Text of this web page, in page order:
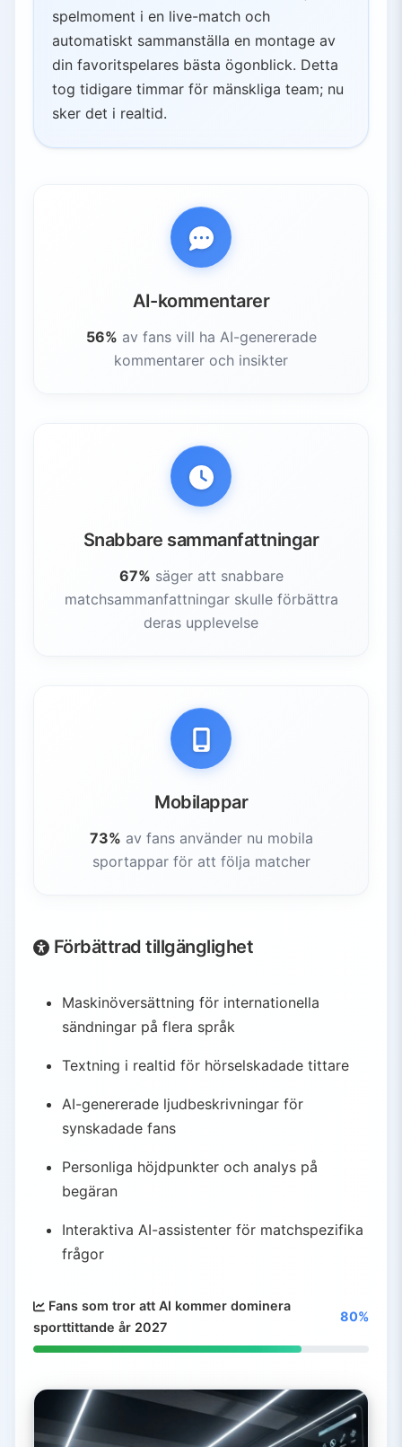
spelmoment i en live-match och
automatiskt sammanställa en montage av
din favoritspelares bästa ögonblick. Detta
tog tidigare timmar för mänskliga team; nu
sker det i realtid.
AI-kommentarer
56% av fans vill ha AI-genererade
kommentarer och insikter
Snabbare sammanfattningar
67% säger att snabbare
matchsammanfattningar skulle förbättra
deras upplevelse
Mobilappar
73% av fans använder nu mobila
sportappar för att följa matcher
Förbättrad tillgänglighet
Maskinöversättning för internationella
sändningar på flera språk
Textning i realtid för hörselskadade tittare
AI-genererade ljudbeskrivningar för
synskadade fans
Personliga höjdpunkter och analys på
begäran
Interaktiva AI-assistenter för matchspezifika
frågor
Fans som tror att AI kommer dominera
sporttittande år 2027
80%